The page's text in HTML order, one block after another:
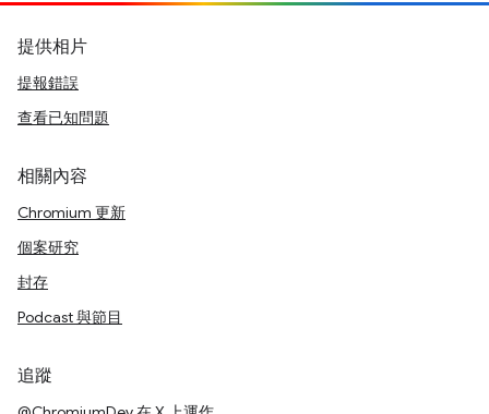
提供相片
提報錯誤
查看已知問題
相關內容
Chromium 更新
個案研究
封存
Podcast 與節目
追蹤